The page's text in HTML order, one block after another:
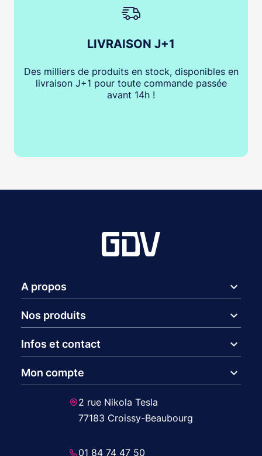
LIVRAISON J+1
Des milliers de produits en stock, disponibles en
livraison J+1 pour toute commande passée
avant 14h !
A propos expand_more
Nos produits expand_more
Infos et contact expand_more
Mon compte expand_more
2 rue Nikola Tesla
77183 Croissy-Beaubourg
01 84 74 47 50